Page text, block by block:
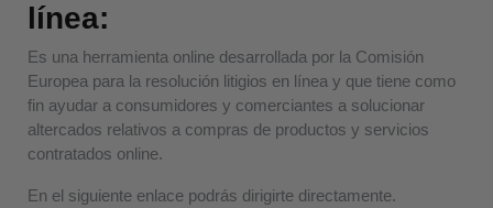
línea:
Es una herramienta online desarrollada por la Comisión
Europea para la resolución litigios en línea y que tiene como
fin ayudar a consumidores y comerciantes a solucionar
altercados relativos a compras de productos y servicios
contratados online.
En el siguiente enlace podrás dirigirte directamente.